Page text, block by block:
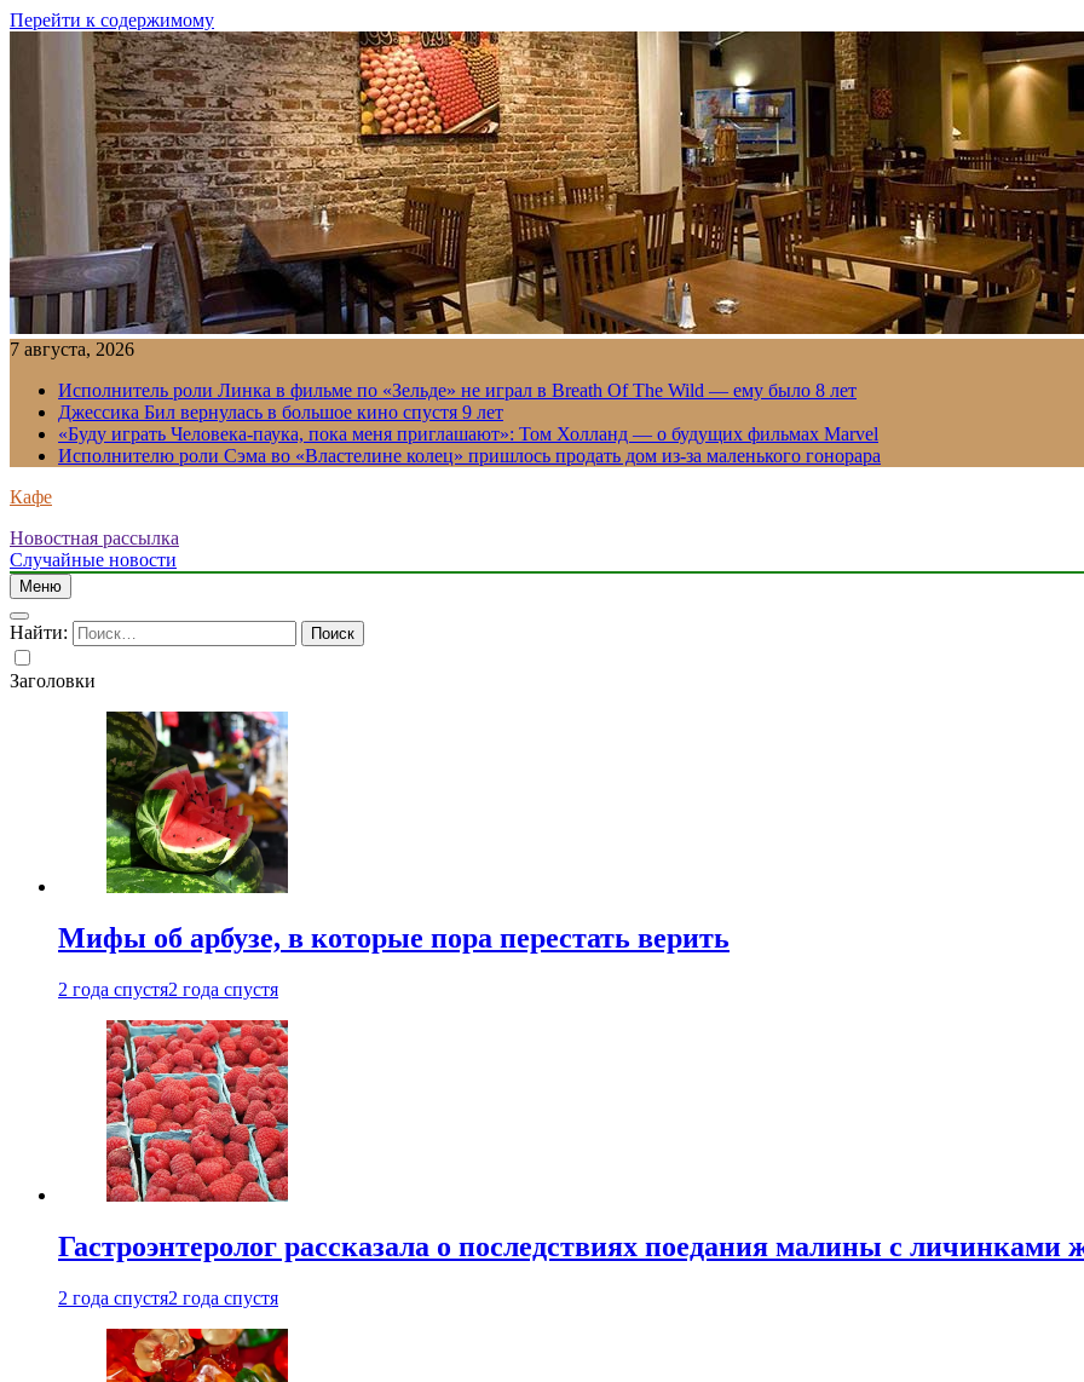
Перейти к содержимому
7 августа, 2026
Исполнитель роли Линка в фильме по «Зельде» не играл в Breath Of The Wild — ему было 8 лет
Джессика Бил вернулась в большое кино спустя 9 лет
«Буду играть Человека-паука, пока меня приглашают»: Том Холланд — о будущих фильмах Marvel
Исполнителю роли Сэма во «Властелине колец» пришлось продать дом из-за маленького гонорара
Кафе
Новостная рассылка
Случайные новости
Меню
Найти:
Заголовки
Мифы об арбузе, в которые пора перестать верить
2 года спустя2 года спустя
Гастроэнтеролог рассказала о последствиях поедания малины с личинками
2 года спустя2 года спустя